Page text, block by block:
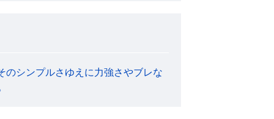
のシンプルさゆえに力強さやブレな